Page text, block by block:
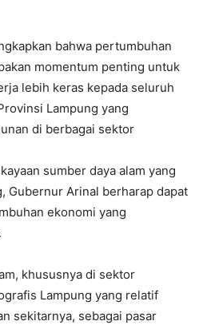
bahwa pertumbuhan
momentum penting untuk
lebih keras kepada seluruh
Lampung yang
di berbagai sektor
sumber daya alam yang
Gubernur Arinal berharap dapat
ekonomi yang
khususnya di sektor
Lampung yang relatif
sekitarnya, sebagai pasar